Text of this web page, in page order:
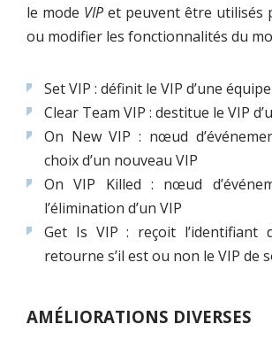
le mode VIP et peuvent être utilisés
ou modifier les fonctionnalités du
Set VIP : définit le VIP d’une équipe
Clear Team VIP : destitue le VIP
On New VIP : nœud
choix d’un nouveau VIP
On VIP Killed : nœud
l’élimination d’un VIP
Get Is VIP : reçoit l’identifiant
retourne s’il est ou non le VIP de
AMÉLIORATIONS DIVERSES